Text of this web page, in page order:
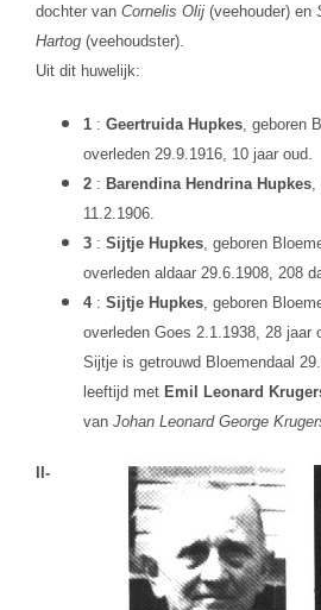
dochter van Cornelis Olij(veehouder) en
Hartog(veehoudster).
Uit dit huwelijk:
1 : Geertruida Hupkes, geboren
overleden 29.9.1916, 10 jaar oud.
2 : Barendina Hendrina Hupkes,
11.2.1906.
3 : Sijtje Hupkes, geboren
overleden aldaar 29.6.1908, 208
4 : Sijtje Hupkes, geboren
overleden Goes 2.1.1938, 28 jaar
Sijtje is getrouwd Bloemendaal
leeftijd met Emil Leonard
van Johan Leonard George
II-